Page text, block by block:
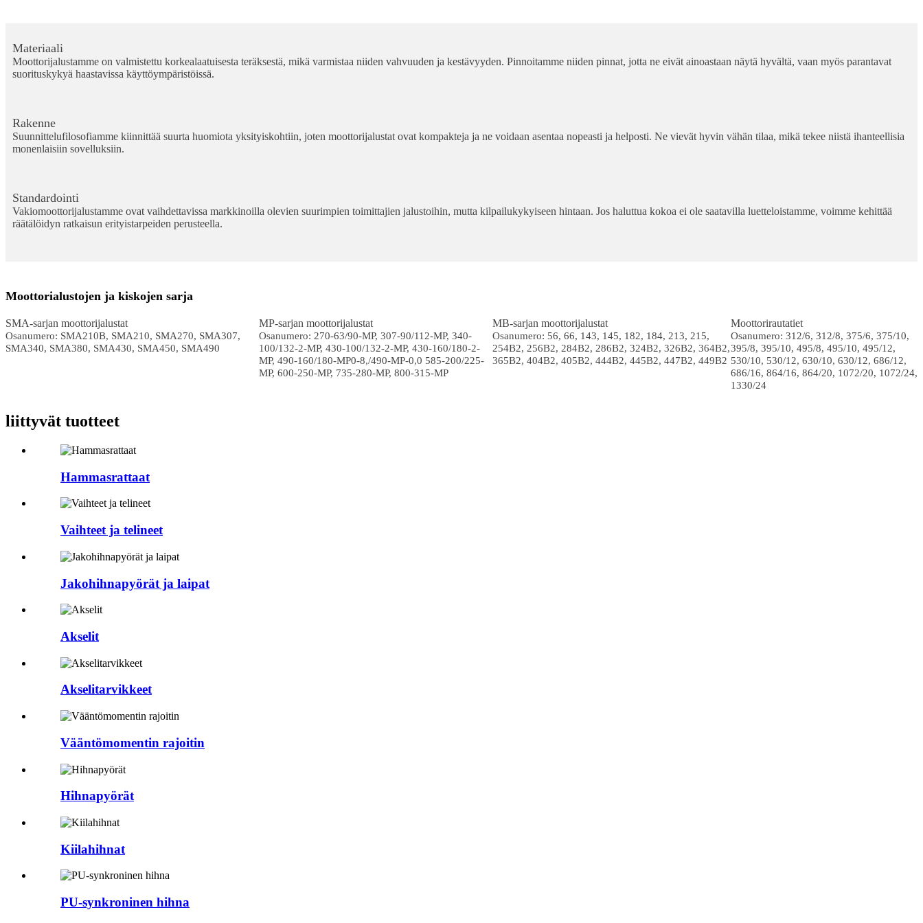
Materiaali
Moottorijalustamme on valmistettu korkealaatuisesta teräksestä, mikä varmistaa niiden vahvuuden ja kestävyyden. Pinnoitamme niiden pinnat, jotta ne eivät ainoastaan ​​näytä hyvältä, vaan myös parantavat
suorituskykyä haastavissa käyttöympäristöissä.
Rakenne
Suunnittelufilosofiamme kiinnittää suurta huomiota yksityiskohtiin, joten moottorijalustat ovat kompakteja ja ne voidaan asentaa nopeasti ja helposti. Ne vievät hyvin vähän tilaa, mikä tekee niistä ihanteellisia
monenlaisiin sovelluksiin.
Standardointi
Vakiomoottorijalustamme ovat vaihdettavissa markkinoilla olevien suurimpien toimittajien jalustoihin, mutta kilpailukykyiseen hintaan. Jos haluttua kokoa ei ole saatavilla luetteloistamme, voimme kehittää
räätälöidyn ratkaisun erityistarpeiden perusteella.
Moottorialustojen ja kiskojen sarja
SMA-sarjan moottorijalustat MP-sarjan moottorijalustat MB-sarjan moottorijalustat Moottorirautatiet
Osanumero: SMA210B, SMA210, SMA270, SMA307,
SMA340, SMA380, SMA430, SMA450, SMA490
Osanumero: 270-63/90-MP, 307-90/112-MP, 340-
100/132-2-MP, 430-100/132-2-MP, 430-160/180-2-
MP, 490-160/180-MP0-8,/490-MP-0,0 585-200/225-
MP, 600-250-MP, 735-280-MP, 800-315-MP
Osanumero: 56, 66, 143, 145, 182, 184, 213, 215,
254B2, 256B2, 284B2, 286B2, 324B2, 326B2, 364B2,
365B2, 404B2, 405B2, 444B2, 445B2, 447B2, 449B2
Osanumero: 312/6, 312/8, 375/6, 375/10,
395/8, 395/10, 495/8, 495/10, 495/12,
530/10, 530/12, 630/10, 630/12, 686/12,
686/16, 864/16, 864/20, 1072/20, 1072/24,
1330/24
liittyvät tuotteet
Hammasrattaat
Vaihteet ja telineet
Jakohihnapyörät ja laipat
Akselit
Akselitarvikkeet
Vääntömomentin rajoitin
Hihnapyörät
Kiilahihnat
PU-synkroninen hihna